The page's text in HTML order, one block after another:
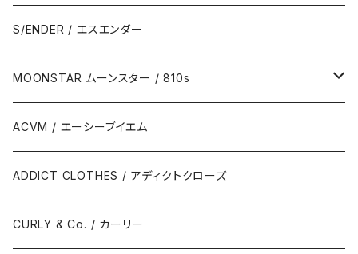
S/ENDER / エスエンダー
MOONSTAR ムーンスター / 810s
MOONSTAR / ムーンスター
810s / エイトテンス
ACVM / エーシーブイエム
ADDICT CLOTHES / アディクトクローズ
CURLY & Co. / カーリー